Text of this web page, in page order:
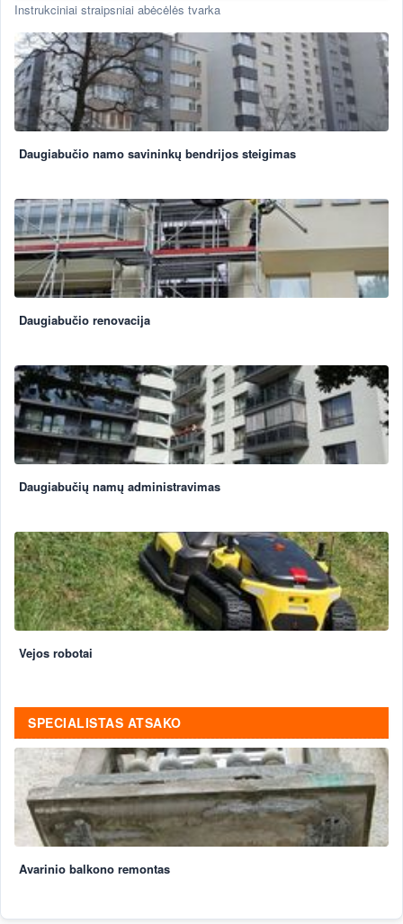
Instrukciniai straipsniai abėcėlės tvarka
Daugiabučio namo savininkų bendrijos steigimas
Daugiabučio renovacija
Daugiabučių namų administravimas
Vejos robotai
SPECIALISTAS ATSAKO
Avarinio balkono remontas